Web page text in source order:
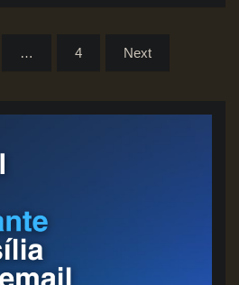
… 4 Next